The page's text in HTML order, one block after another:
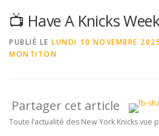
PODCAST
📺 Have A Knicks
PUBLIÉ LE LUNDI 10 NOVEMBRE 2025
MONTITON
Partager cet article
Toute l’actualité des New York Knicks vue